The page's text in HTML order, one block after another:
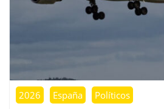
2026 España Políticos